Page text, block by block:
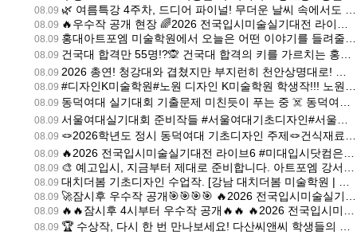
08.09 🌿 여름특강 4주차, 드디어 파이널! 무더운 날씨 속에서도 매일 최선을 다해 달려온 우리 아이들, 정말 수고 많았어요! 👏🏻 [하남 미사하이파이브 미술학원 | 하남미술학원 미사하이파이브]
08.09 🔥우수작 공개 현장 🌈2026 전국입시미술실기대전 라이브 [미대입시닷컴 미술학원 | 미대입시닷컴미술학원 미대입시닷컴]
08.09 홍대아트포엠 미술학원에서 오늘은 어떤 이야기를 들려줄까요? 월간포엠 디읽남! 오늘은 2026 국민대 자동차 운송 디자인 학과와 서울과기대 도예과를 2관왕한 학생의 인터뷰 내용 입니다 ~ [홍대 아트포엠 미술학원 | 홍대미술학원 아트포엠]
08.09 건국대 합격만 55명!?🙊 건국대 합격의 키를 가르치는 홍대다같이에서 준비하세요! 🏆 [홍대 다같이 미술학원 | 홍대미술학원 다같이]
08.09 2026 총연! 청강대와 겹쳤지만 부지런히 천안상명대로! ㅡ [송도 하이파이브입시본원 미술학원 | 송도미술학원 하이파이브입시본원]
08.09 #디자인K미술학원#노원 디자인 K미술학원 학생작!!! 노원 디자인K 노원 디자인k미술학원 [노원 디자인K 미술학원 | 노원미술학원 디자인K]
08.09 동덕여대 실기대회 기출문제 미친듯이 푸는 중 ☠️ 동덕여대 합격 맛집 하얀세상 아시죠 ?! [홍대 하얀세상 미술학원 | 홍대미술학원 하얀세상]
08.09 서울여대실기대회 준비작들 #서울여대기초디자인#서울여대실기대회#기초디자인#대구입시미술학원#포항미술학원 [대구 수성그린섬 미술학원 | 대구미술학원 수성그린섬]
08.09 🪢2026학년도 정시 동덕여대 기초디자인 주제🪢건식재료로 전통 매듭의 아름다움을 그려봐요✏️노리개+구슬 개체묘사✨ [홍대 창조의아침 미술학원 | 홍대미술학원 창조의아침]
08.09 🔥2026 전국입시미술실기대전 라이브6 #미대입시닷컴은실시간 @midaeipsi [미대입시닷컴 미술학원 | 미대입시닷컴미술학원 미대입시닷컴]
08.09 🎨 예고입시, 지금부터 제대로 준비합니다. 아트포엠 강서 예고입시반
08.09 대치더봄 기초디자인 수업작. [강남 대치더봄 미술학원 | 강남미술학원 대치더봄]
08.09 🚀잠시후 우수작 공개🎯🎯🎯🎯 🔥2026 전국입시미술실기대전 라이브6 [미대입시닷컴 미술학원 | 미대입시닷컴미술학원 미대입시닷컴]
08.09 🔥🔥잠시후 4시부터 우수작 공개🔥🔥 🔥2026 전국입시미술실기대전 [미대입시닷컴 미술학원 | 미대입시닷컴미술학원 미대입시닷컴]
08.09 🏆 수상작, 다시 한 번 만나보세요! 다산씨앤씨 학생들의 본상 수상작 재현작을 [구리남양주 다산씨앤씨 미술학원 | 구리남양주미술학원 다산씨앤씨]